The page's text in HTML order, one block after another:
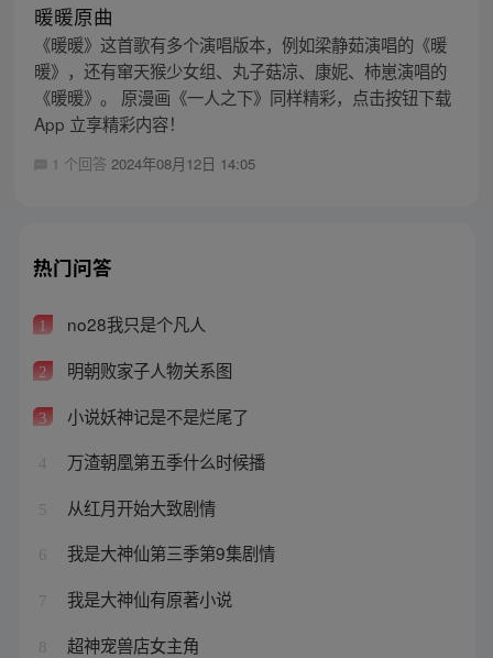
暖暖原曲
《暖暖》这首歌有多个演唱版本，例如梁静茹演唱的《暖
暖》，还有窜天猴少女组、丸子菇凉、康妮、柿崽演唱的
《暖暖》。 原漫画《一人之下》同样精彩，点击按钮下载
App 立享精彩内容！
1 个回答 2024年08月12日 14:05
热门问答
1 no28我只是个凡人
2 明朝败家子人物关系图
3 小说妖神记是不是烂尾了
4 万渣朝凰第五季什么时候播
5 从红月开始大致剧情
6 我是大神仙第三季第9集剧情
7 我是大神仙有原著小说
8 超神宠兽店女主角